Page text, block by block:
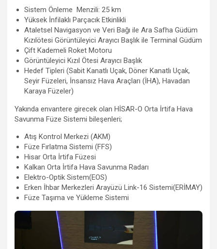
Sistem Önleme Menzili: 25 km
Yüksek İnfilaklı Parçacık Etkinlikli
Ataletsel Navigasyon ve Veri Bağı ile Ara Safha Güdüm
Kızılötesi Görüntüleyici Arayıcı Başlık ile Terminal Güdüm
Çift Kademeli Roket Motoru
Görüntüleyici Kızıl Ötesi Arayıcı Başlık
Hedef Tipleri (Sabit Kanatlı Uçak, Döner Kanatlı Uçak,
Seyir Füzeleri, İnsansız Hava Araçları (İHA), Havadan
Karaya Füzeler)
Yakında envantere girecek olan HİSAR-O Orta İrtifa Hava
Savunma Füze Sistemi bileşenleri;
Atış Kontrol Merkezi (AKM)
Füze Fırlatma Sistemi (FFS)
Hisar Orta İrtifa Füzesi
Kalkan Orta İrtifa Hava Savunma Radarı
Elektro-Optik Sistem(EOS)
Erken İhbar Merkezleri Arayüzü Link-16 Sistemi(ERİMAY)
Füze Taşıma ve Yükleme Sistemi